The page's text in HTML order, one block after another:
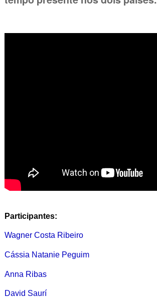
Participantes:
Wagner Costa Ribeiro
Cássia Natanie Peguim
Anna Ribas
David Saurí